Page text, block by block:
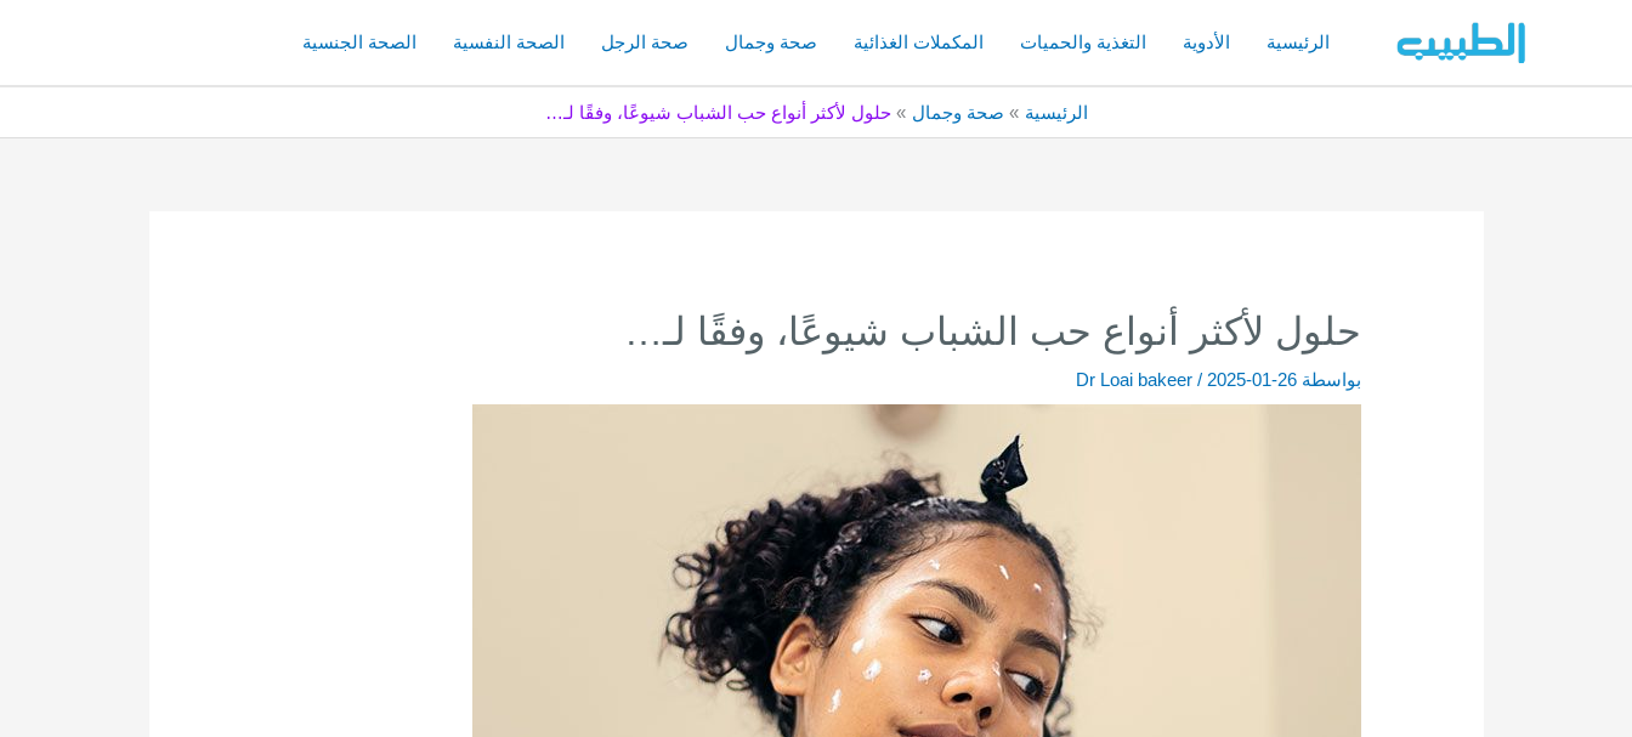
الرئيسية الأدوية التغذية والحميات المكملات الغذائية صحة وجمال صحة الرجل الصحة النفسية الصحة الجنسية
الرئيسية صحة وجمال حلول لأكثر أنواع حب الشباب شيوعًا، وفقًا لـ…
حلول لأكثر أنواع حب الشباب شيوعًا، وفقًا لـ…
بواسطة Dr Loai bakeer/ 2025-01-26